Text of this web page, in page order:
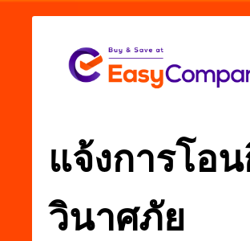
แจ้งการโอ
วินาศภัย